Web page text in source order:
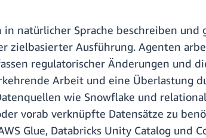
natürlicher Sprache beschreiben
zielbasierter Ausführung. Agenten
regulatorischer Änderungen und
Arbeit und eine Überlastung
wie Snowflake und
vorab verknüpfte Datensätze zu
Glue, Databricks Unity Catalog und